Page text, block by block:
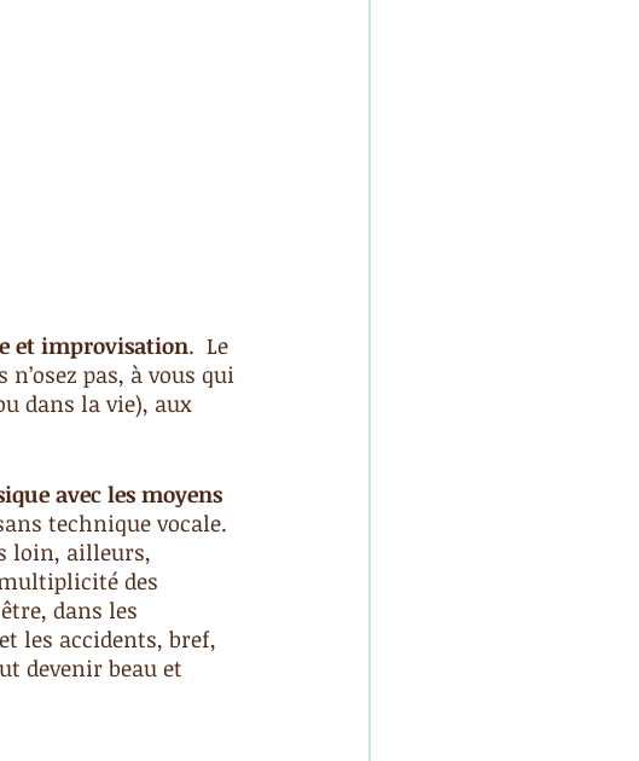
et improvisation.  Le
pas, à vous qui
dans la vie), aux
avec les moyens
technique vocale.
loin, ailleurs,
des
dans les
les accidents, bref,
devenir beau et